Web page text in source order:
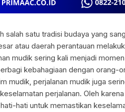
salah satu tradisi budaya yang
atau daerah perantauan
mudik sering kali menjadi
kebahagiaan dengan orang-
mudik, perjalanan mudik juga
perjalanan. Oleh
hati untuk memastikan